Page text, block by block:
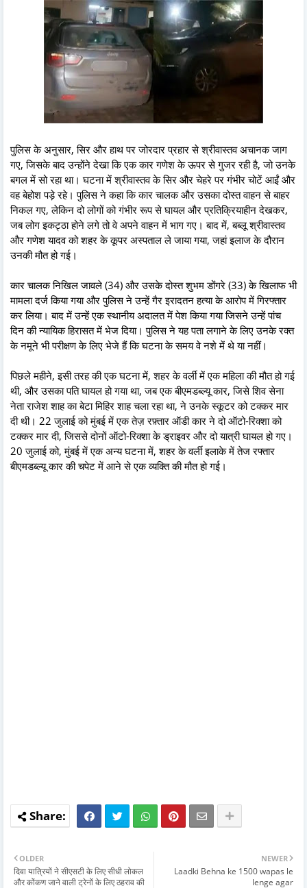
पुलिस के अनुसार, सिर और हाथ पर जोरदार प्रहार से श्रीवास्तव अचानक जाग
गए, जिसके बाद उन्होंने देखा कि एक कार गणेश के ऊपर से गुजर रही है, जो उनके
बगल में सो रहा था। घटना में श्रीवास्तव के सिर और चेहरे पर गंभीर चोटें आईं और
वह बेहोश पड़े रहे। पुलिस ने कहा कि कार चालक और उसका दोस्त वाहन से बाहर
निकल गए, लेकिन दो लोगों को गंभीर रूप से घायल और प्रतिक्रियाहीन देखकर,
जब लोग इकट्ठा होने लगे तो वे अपने वाहन में भाग गए। बाद में, बब्लू श्रीवास्तव
और गणेश यादव को शहर के कूपर अस्पताल ले जाया गया, जहां इलाज के दौरान
उनकी मौत हो गई।
कार चालक निखिल जावले (34) और उसके दोस्त शुभम डोंगरे (33) के खिलाफ भी
मामला दर्ज किया गया और पुलिस ने उन्हें गैर इरादतन हत्या के आरोप में गिरफ्तार
कर लिया। बाद में उन्हें एक स्थानीय अदालत में पेश किया गया जिसने उन्हें पांच
दिन की न्यायिक हिरासत में भेज दिया। पुलिस ने यह पता लगाने के लिए उनके रक्त
के नमूने भी परीक्षण के लिए भेजे हैं कि घटना के समय वे नशे में थे या नहीं।
पिछले महीने, इसी तरह की एक घटना में, शहर के वर्ली में एक महिला की मौत हो गई
थी, और उसका पति घायल हो गया था, जब एक बीएमडब्ल्यू कार, जिसे शिव सेना
नेता राजेश शाह का बेटा मिहिर शाह चला रहा था, ने उनके स्कूटर को टक्कर मार
दी थी। 22 जुलाई को मुंबई में एक तेज़ रफ़्तार ऑडी कार ने दो ऑटो-रिक्शा को
टक्कर मार दी, जिससे दोनों ऑटो-रिक्शा के ड्राइवर और दो यात्री घायल हो गए।
20 जुलाई को, मुंबई में एक अन्य घटना में, शहर के वर्ली इलाके में तेज रफ्तार
बीएमडब्ल्यू कार की चपेट में आने से एक व्यक्ति की मौत हो गई।
NEWER
Laadki Behna ke 1500 wapas le
lenge agar
OLDER
दिवा यात्रियों ने सीएसटी के लिए सीधी लोकल
और कोंकण जाने वाली ट्रेनों के लिए ठहराव की